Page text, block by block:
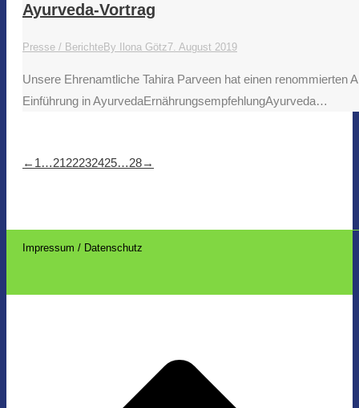
Ayurveda-Vortrag
Presse / BerichteBy Ilona Götz7. August 2019
Unsere Ehrenamtliche Tahira Parveen hat einen
Einführung in AyurvedaErnährungsempfehlungAyurveda…
← 1…2122232425…28→
Impressum / Datenschutz